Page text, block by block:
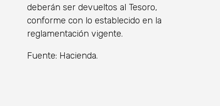
deberán ser devueltos al Tesoro,
conforme con lo establecido en la
reglamentación vigente.
Fuente: Hacienda.